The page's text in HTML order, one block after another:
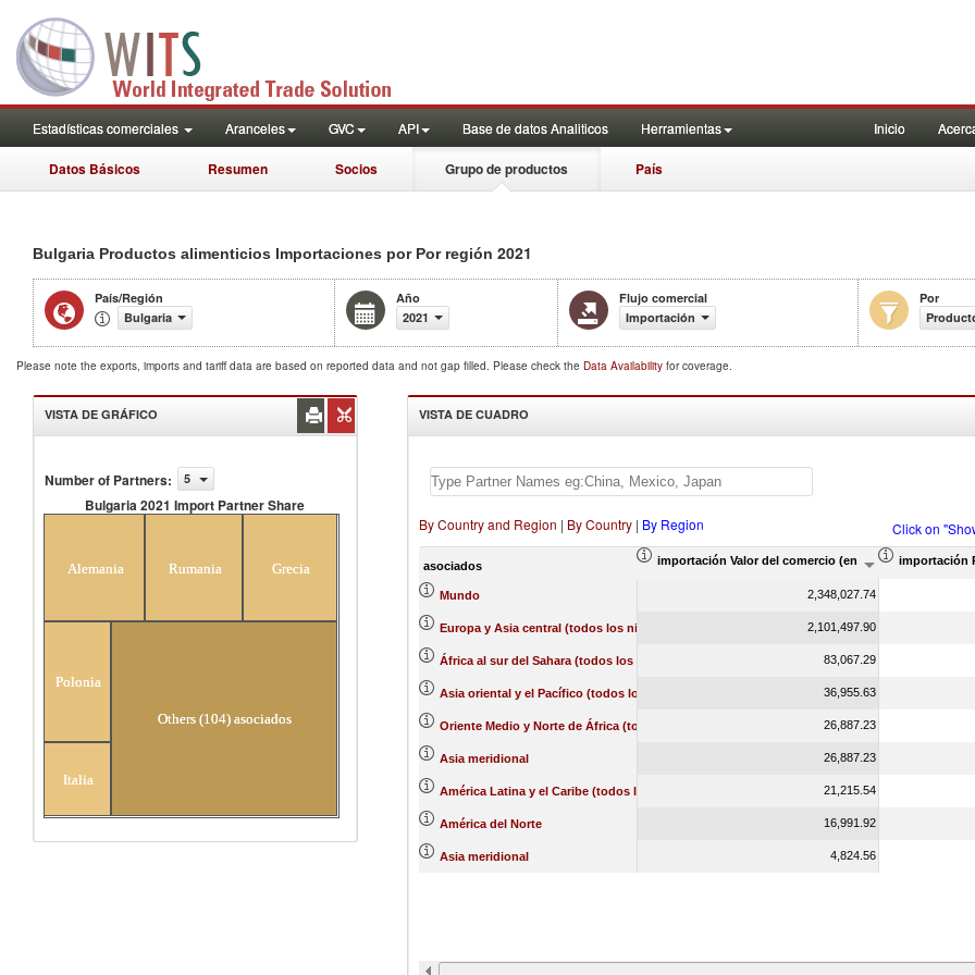
Estadísticas comerciales Aranceles GVC API Base de datos Analiticos Herramientas Inicio
Datos Básicos Resumen Socios Grupo de productos País
Bulgaria Productos alimenticios Importaciones por Por región 2021
País/Región
Bulgaria
Año
2021
Flujo comercial
Importación
Por
Please note the exports, imports and tariff data are based on reported data and not gap filled. Please check the Data Availability for coverage.
VISTA DE GRÁFICO
Number of Partners: 5
Bulgaria 2021 Import Partner Share
Alemania Rumania Grecia
Polonia
Italia
Others (104) asociados
VISTA DE CUADRO
By Country and Region | By Country| By Region Click on
asociados importación Valor del comercio (en miles de US$)
importación
Mundo 2,348,027.74
Europa y Asia central (todos los niveles de ingreso) 2,101,497.90
África al sur del Sahara (todos los niveles de ingreso) 83,067.29
Asia oriental y el Pacífico (todos los niveles de ingreso) 36,955.63
Oriente Medio y Norte de África (todos los niveles de ingreso) 26,887.23
Asia meridional 26,887.23
América Latina y el Caribe (todos los niveles de ingreso) 21,215.54
América del Norte 16,991.92
Asia meridional 4,824.56